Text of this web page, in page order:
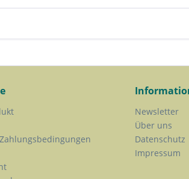
Newsletter
Über uns
Datenschutz
Impressum